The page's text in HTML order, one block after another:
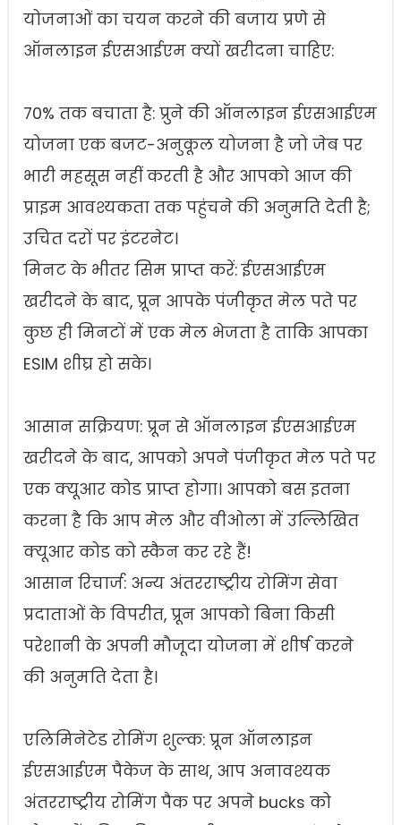
योजनाओं का चयन करने की बजाय प्रणे से
ऑनलाइन ईएसआईएम क्यों खरीदना चाहिए:
70% तक बचाता है: प्रुने की ऑनलाइन ईएसआईएम
योजना एक बजट-अनुकूल योजना है जो जेब पर
भारी महसूस नहीं करती है और आपको आज की
प्राइम आवश्यकता तक पहुंचने की अनुमति देती है;
उचित दरों पर इंटरनेट।
मिनट के भीतर सिम प्राप्त करें: ईएसआईएम
खरीदने के बाद, प्रून आपके पंजीकृत मेल पते पर
कुछ ही मिनटों में एक मेल भेजता है ताकि आपका
ESIM शीघ्र हो सके।
आसान सक्रियण: प्रून से ऑनलाइन ईएसआईएम
खरीदने के बाद, आपको अपने पंजीकृत मेल पते पर
एक क्यूआर कोड प्राप्त होगा। आपको बस इतना
करना है कि आप मेल और वीओला में उल्लिखित
क्यूआर कोड को स्कैन कर रहे हैं!
आसान रिचार्ज: अन्य अंतरराष्ट्रीय रोमिंग सेवा
प्रदाताओं के विपरीत, प्रून आपको बिना किसी
परेशानी के अपनी मौजूदा योजना में शीर्ष करने
की अनुमति देता है।
एलिमिनेटेड रोमिंग शुल्क: प्रून ऑनलाइन
ईएसआईएम पैकेज के साथ, आप अनावश्यक
अंतरराष्ट्रीय रोमिंग पैक पर अपने bucks को